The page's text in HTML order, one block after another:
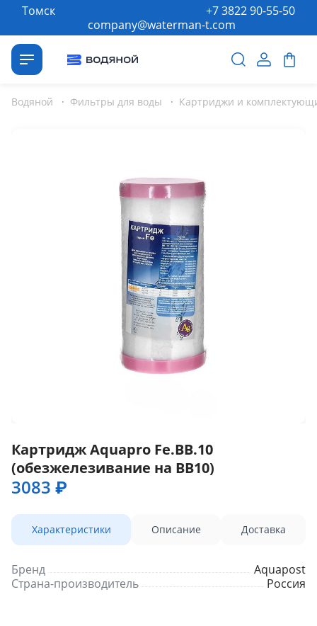
Томск
company@waterman-t.com
+7 3822 90-55-50
Водяной · Фильтры для воды · Картриджи и
Картридж Aquapro Fe.BB.10
(обезжелезивание на BB10)
3083 ₽
Характеристики Описание Доставка
Бренд
Aquapost
Страна-производитель
Россия